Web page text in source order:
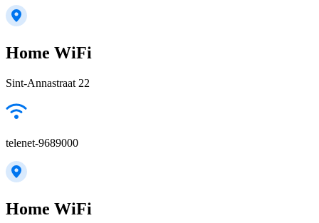
Home WiFi
Sint-Annastraat 22
telenet-9689000
Home WiFi